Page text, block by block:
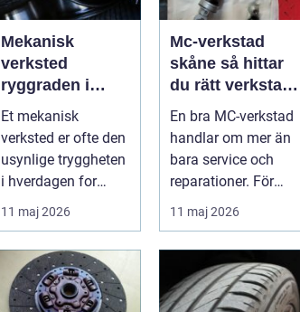
Mekanisk
verksted
ryggraden i
moderne
maskinpark
Et mekanisk
verksted er ofte den
usynlige tryggheten
i hverdagen for
både næringsliv og
privatperson...
11 maj 2026
Mc-verkstad
skåne så hittar
du rätt verkstad
för din
motorcykel
En bra MC-verkstad
handlar om mer än
bara service och
reparationer. För
många förare i
Skåne är verk...
11 maj 2026